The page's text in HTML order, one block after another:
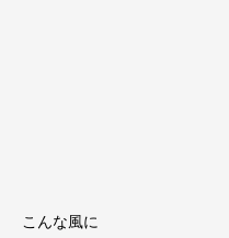
こんな風に